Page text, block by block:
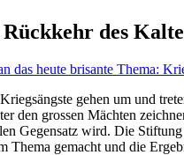
des
das heute brisante Thema:
gehen um und
den grossen Mächten
Gegensatz wird. Die
Thema gemacht und die